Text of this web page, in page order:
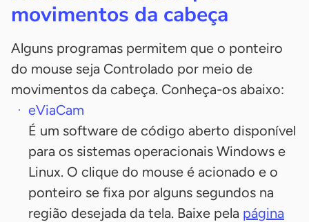
movimentos da cabeça
Alguns programas permitem que o ponteiro
do mouse seja Controlado por meio de
movimentos da cabeça. Conheça-os abaixo:
eViaCam
É um software de código aberto disponível
para os sistemas operacionais Windows e
Linux. O clique do mouse é acionado e o
ponteiro se fixa por alguns segundos na
região desejada da tela. Baixe pela página